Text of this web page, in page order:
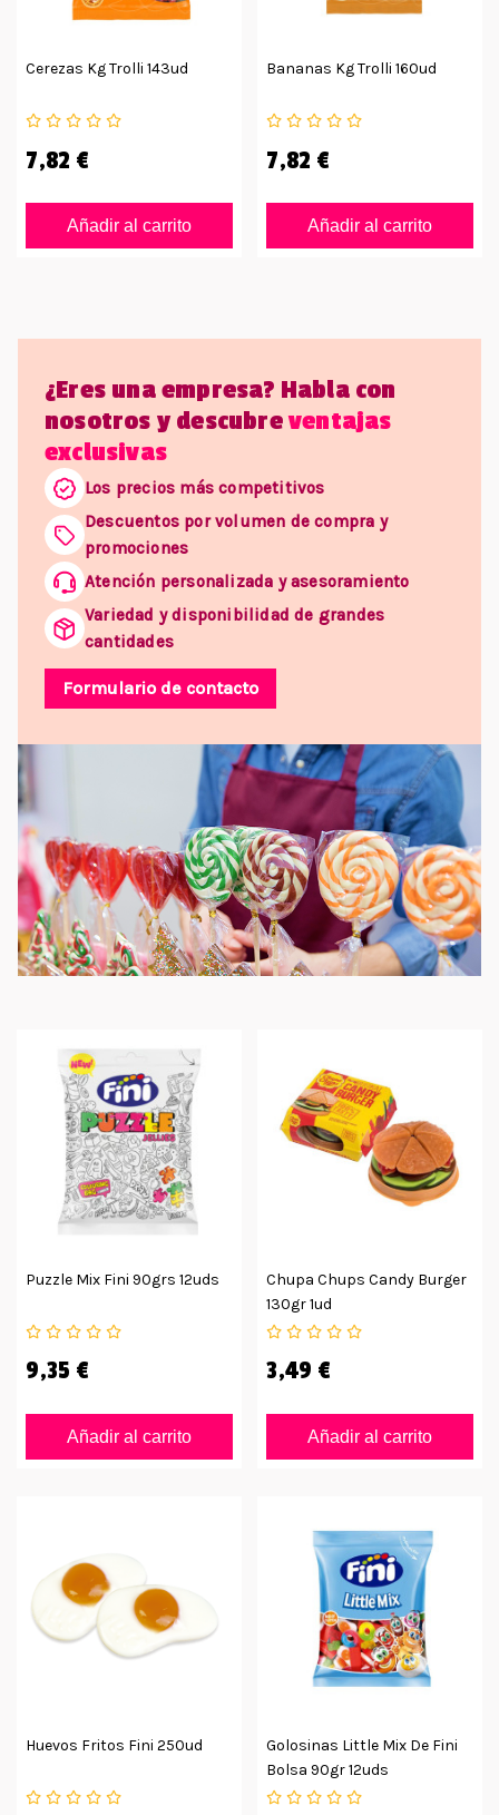
Cerezas Kg Trolli 143ud
7,82 €
Añadir al carrito
Bananas Kg Trolli 160ud
7,82 €
Añadir al carrito
¿Eres una empresa? Habla con
nosotros y descubreventajas
exclusivas
Los precios más competitivos
Descuentos por volumen de compra y
promociones
Atención personalizada y asesoramiento
Variedad y disponibilidad de grandes
cantidades
Formulario de contacto
Puzzle Mix Fini 90grs 12uds
9,35 €
Añadir al carrito
Chupa Chups Candy Burger
130gr 1ud
3,49 €
Añadir al carrito
Huevos Fritos Fini 250ud
Golosinas Little Mix De Fini
Bolsa 90gr 12uds